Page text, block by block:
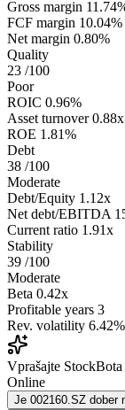
Gross margin
FCF margin 10.04%
Net margin 0.80%
Quality
23 /100
Poor
ROIC 0.96%
Asset turnover 0.88x
ROE 1.81%
Debt
38 /100
Moderate
Debt/Equity 1.12x
Net debt/EBITDA
Current ratio 1.91x
Stability
39 /100
Moderate
Beta 0.42x
Profitable years 3
Rev. volatility 6.42%
Vprašajte
Online
Je 002160.SZ dober